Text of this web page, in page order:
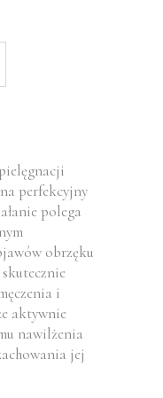
perfekcyjny
polega
obrzęku
i
aktywnie
nawilżenia
jej